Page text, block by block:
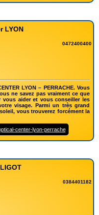
LYON
0472400400
LYON – PERRACHE. Vous
ne savez pas vraiment ce que
aider et vous conseiller les
visage. Parmi un très grand
vous trouverez forcément la
center-lyon-perrache
0384401182